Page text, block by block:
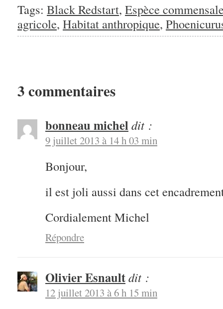
nouvelle
fenêtre)
Tags: Black Redstart, Espèce
agricole, Habitat anthropique,
3 commentaires
bonneau micheldit :
9 juillet 2013 à 14 h 03 min
Bonjour,
il est joli aussi dans cet
Cordialement Michel
Répondre
Olivier Esnaultdit :
12 juillet 2013 à 6 h 15 min